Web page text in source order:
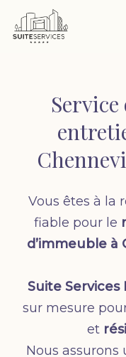
Skip
Vous êtes à la
fiable pour le
d’immeuble à
Suite Services
sur mesure
et
Nous assurons